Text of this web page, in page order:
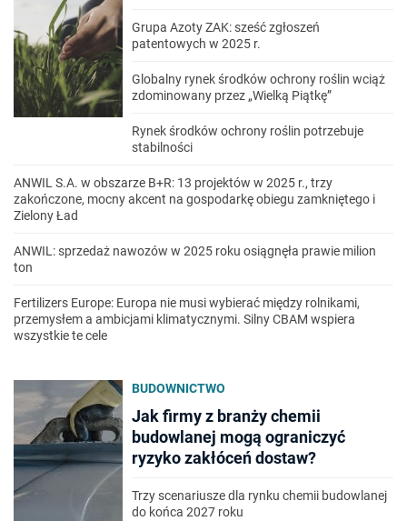
Grupa Azoty ZAK: sześć zgłoszeń
patentowych w 2025 r.
Globalny rynek środków ochrony roślin wciąż
zdominowany przez „Wielką Piątkę”
Rynek środków ochrony roślin potrzebuje
stabilności
ANWIL S.A. w obszarze B+R: 13 projektów w 2025 r., trzy
zakończone, mocny akcent na gospodarkę obiegu zamkniętego i
Zielony Ład
ANWIL: sprzedaż nawozów w 2025 roku osiągnęła prawie milion
ton
Fertilizers Europe: Europa nie musi wybierać między rolnikami,
przemysłem a ambicjami klimatycznymi. Silny CBAM wspiera
wszystkie te cele
BUDOWNICTWO
Jak firmy z branży chemii
budowlanej mogą ograniczyć
ryzyko zakłóceń dostaw?
Trzy scenariusze dla rynku chemii budowlanej
do końca 2027 roku